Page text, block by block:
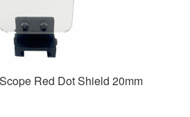
Red Dot Shield 20mm